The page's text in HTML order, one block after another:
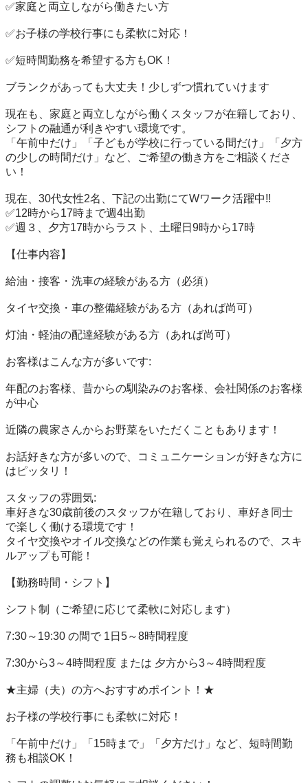
✅家庭と両立しながら働きたい方
✅お子様の学校行事にも柔軟に対応！
✅短時間勤務を希望する方もOK！
ブランクがあっても大丈夫！少しずつ慣れていけます
現在も、家庭と両立しながら働くスタッフが在籍しており、
シフトの融通が利きやすい環境です。
「午前中だけ」「子どもが学校に行っている間だけ」「夕方
の少しの時間だけ」など、ご希望の働き方をご相談くださ
い！
現在、30代女性2名、下記の出勤にてWワーク活躍中!!
✅12時から17時まで週4出勤
✅週３、夕方17時からラスト、土曜日9時から17時
【仕事内容】
給油・接客・洗車の経験がある方（必須）
タイヤ交換・車の整備経験がある方（あれば尚可）
灯油・軽油の配達経験がある方（あれば尚可）
お客様はこんな方が多いです:
年配のお客様、昔からの馴染みのお客様、会社関係のお客様
が中心
近隣の農家さんからお野菜をいただくこともあります！
お話好きな方が多いので、コミュニケーションが好きな方に
はピッタリ！
スタッフの雰囲気:
車好きな30歳前後のスタッフが在籍しており、車好き同士
で楽しく働ける環境です！
タイヤ交換やオイル交換などの作業も覚えられるので、スキ
ルアップも可能！
【勤務時間・シフト】
シフト制（ご希望に応じて柔軟に対応します）
7:30～19:30 の間で 1日5～8時間程度
7:30から3～4時間程度 または 夕方から3～4時間程度
★主婦（夫）の方へおすすめポイント！★
お子様の学校行事にも柔軟に対応！
「午前中だけ」「15時まで」「夕方だけ」など、短時間勤
務も相談OK！